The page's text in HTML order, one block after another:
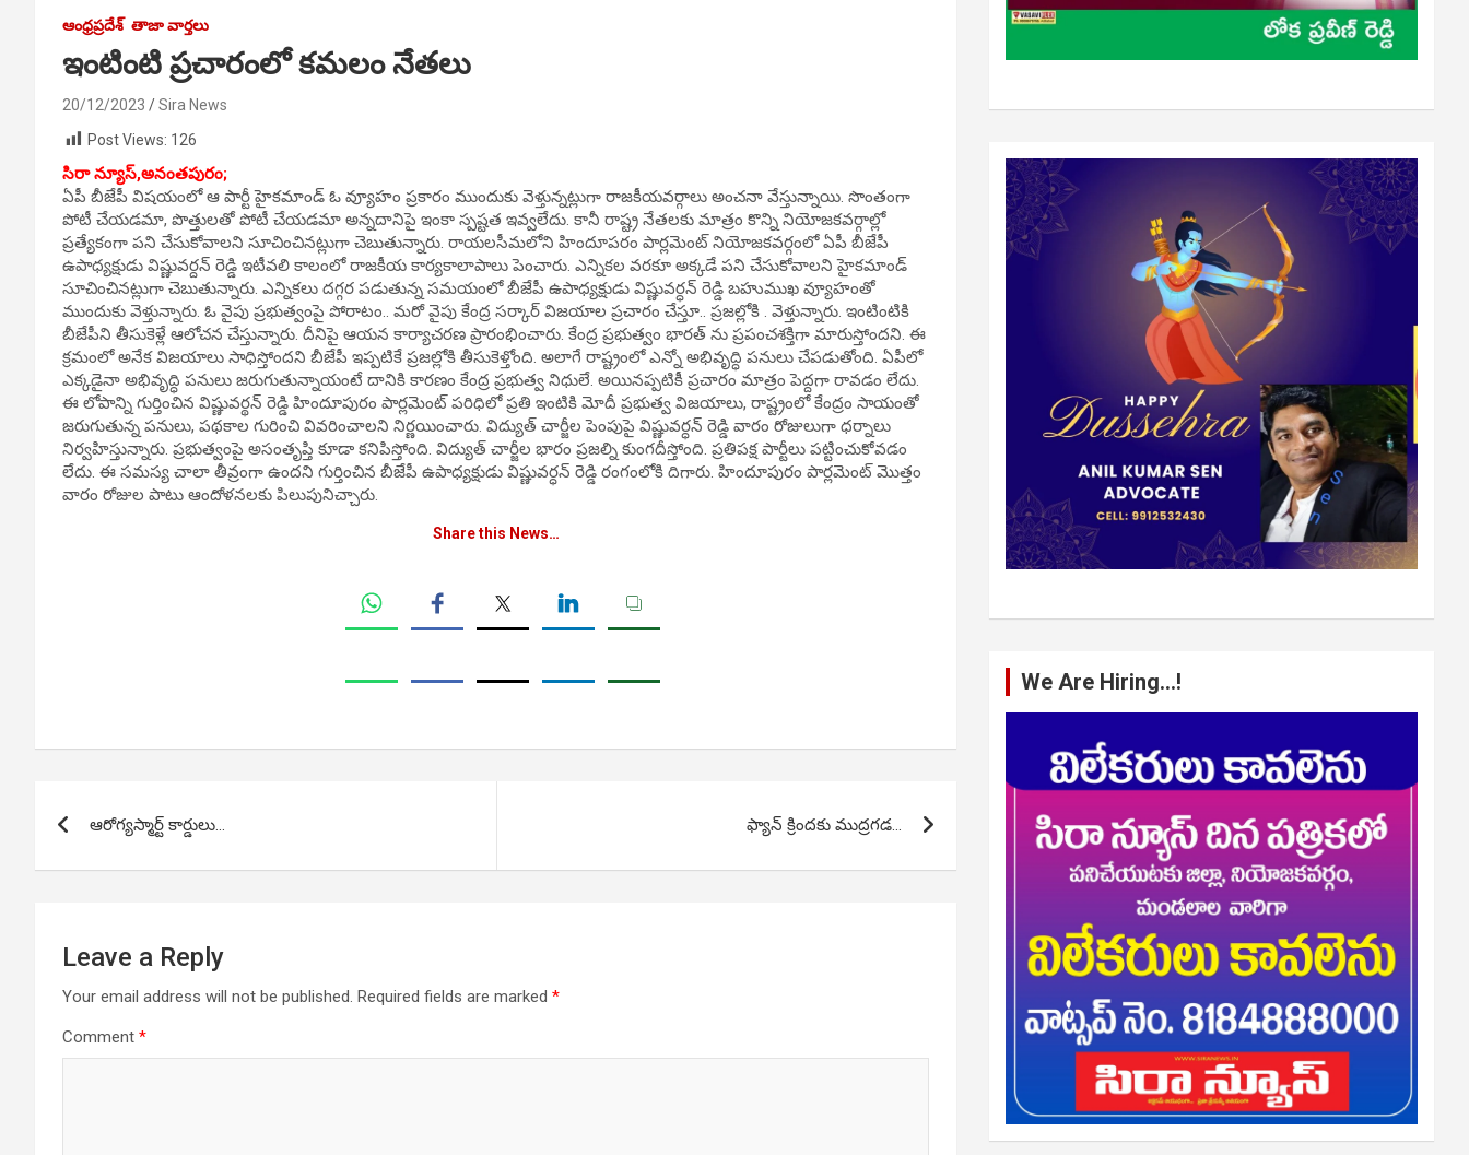
ఆంధ్రప్రదేశ్ తాజా వార్తలు
ఇంటింటి ప్రచారంలో కమలం నేతలు
20/12/2023
Sira News
Post Views: 126
సిరా న్యూస్,అనంతపురం;
ఏపీ బీజేపీ విషయంలో ఆ పార్టీ హైకమాండ్ ఓ వ్యూహం ప్రకారం ముందుకు వెళ్తున్నట్లుగా రాజకీయవర్గాలు అంచనా వేస్తున్నాయి. సొంతంగా
పోటీ చేయడమా, పొత్తులతో పోటీ చేయడమా అన్నదానిపై ఇంకా స్పష్టత ఇవ్వలేదు. కానీ రాష్ట్ర నేతలకు మాత్రం కొన్ని నియోజకవర్గాల్లో
ప్రత్యేకంగా పని చేసుకోవాలని సూచించినట్లుగా చెబుతున్నారు. రాయలసీమలోని హిందూపరం పార్లమెంట్ నియోజకవర్గంలో ఏపీ బీజేపీ
ఉపాధ్యక్షుడు విష్ణువర్దన్ రెడ్డి ఇటీవలి కాలంలో రాజకీయ కార్యకాలాపాలు పెంచారు. ఎన్నికల వరకూ అక్కడే పని చేసుకోవాలని హైకమాండ్
సూచించినట్లుగా చెబుతున్నారు. ఎన్నికలు దగ్గర పడుతున్న సమయంలో బీజేపీ ఉపాధ్యక్షుడు విష్ణువర్ధన్ రెడ్డి బహుముఖ వ్యూహంతో
ముందుకు వెళ్తున్నారు. ఓ వైపు ప్రభుత్వంపై పోరాటం.. మరో వైపు కేంద్ర సర్కార్ విజయాల ప్రచారం చేస్తూ.. ప్రజల్లోకి . వెళ్తున్నారు. ఇంటింటికి
బీజేపీని తీసుకెళ్లే ఆలోచన చేస్తున్నారు. దీనిపై ఆయన కార్యాచరణ ప్రారంభించారు. కేంద్ర ప్రభుత్వం భారత్ ను ప్రపంచశక్తిగా మారుస్తోందని. ఈ
క్రమంలో అనేక విజయాలు సాధిస్తోందని బీజేపీ ఇప్పటికే ప్రజల్లోకి తీసుకెళ్తోంది. అలాగే రాష్ట్రంలో ఎన్నో అభివృద్ధి పనులు చేపడుతోంది. ఏపీలో
ఎక్కడైనా అభివృద్ధి పనులు జరుగుతున్నాయంటే దానికి కారణం కేంద్ర ప్రభుత్వ నిధులే. అయినప్పటికీ ప్రచారం మాత్రం పెద్దగా రావడం లేదు.
ఈ లోపాన్ని గుర్తించిన విష్ణువర్థన్ రెడ్డి హిందూపురం పార్లమెంట్ పరిధిలో ప్రతి ఇంటికి మోదీ ప్రభుత్వ విజయాలు, రాష్ట్రంలో కేంద్రం సాయంతో
జరుగుతున్న పనులు, పథకాల గురించి వివరించాలని నిర్ణయించారు. విద్యుత్ చార్జీల పెంపుపై విష్ణువర్ధన్ రెడ్డి వారం రోజులుగా ధర్నాలు
నిర్వహిస్తున్నారు. ప్రభుత్వంపై అసంతృప్తి కూడా కనిపిస్తోంది. విద్యుత్ చార్జీల భారం ప్రజల్ని కుంగదీస్తోంది. ప్రతిపక్ష పార్టీలు పట్టించుకోవడం
లేదు. ఈ సమస్య చాలా తీవ్రంగా ఉందని గుర్తించిన బీజేపీ ఉపాధ్యక్షుడు విష్ణువర్ధన్ రెడ్డి రంగంలోకి దిగారు. హిందూపురం పార్లమెంట్ మొత్తం
వారం రోజుల పాటు ఆందోళనలకు పిలుపునిచ్చారు.
Share this News…
navigation
ఆరోగ్యస్మార్ట్ కార్డులు… ఫ్యాన్ క్రిందకు ముద్రగడ…
Leave a Reply
Your email address will not be published. Required fields are marked *
Comment *
We Are Hiring…!